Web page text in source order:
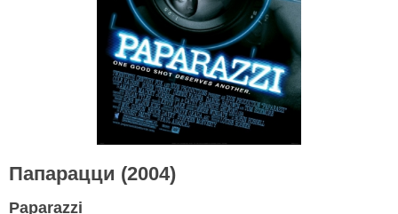
Папарацци (2004)
Paparazzi